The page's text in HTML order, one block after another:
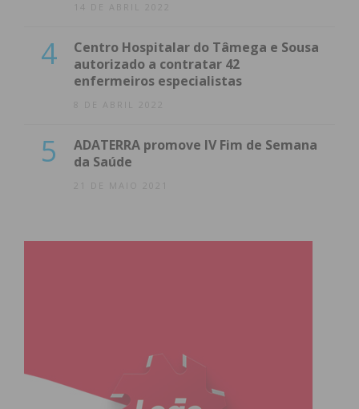
14 DE ABRIL 2022
4
Centro Hospitalar do Tâmega e Sousa
autorizado a contratar 42
enfermeiros especialistas
8 DE ABRIL 2022
5
ADATERRA promove IV Fim de Semana
da Saúde
21 DE MAIO 2021